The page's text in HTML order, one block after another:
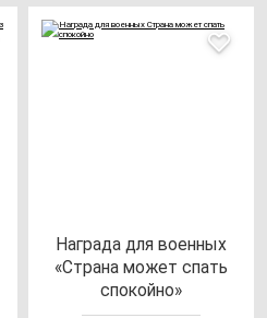
Наг­ра­да для во­ен­ных
«Стра­на мо­жет спать
спо­кой­но»